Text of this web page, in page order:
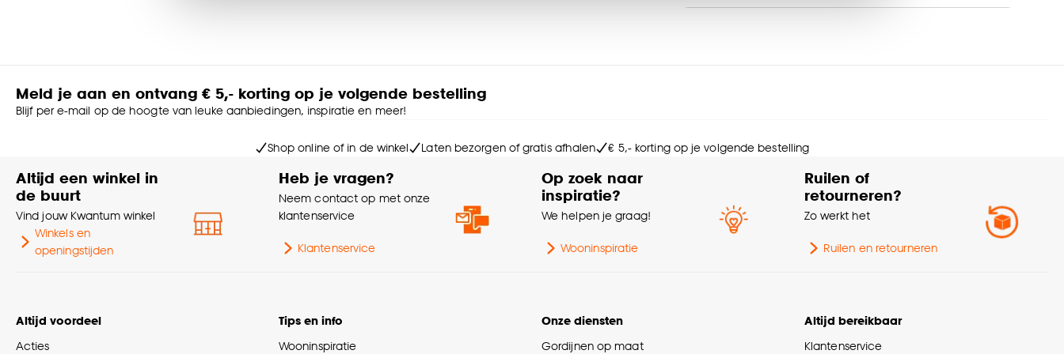
Meld je aan en ontvang € 5,- korting op je volgende bestelling
Blijf per e-mail op de hoogte van leuke aanbiedingen, inspiratie en meer!
Shop online of in de winkel Laten bezorgen of gratis afhalen € 5,- korting op je volgende bestelling
Altijd een winkel in
de buurt
Vind jouw Kwantum winkel
Winkels en
openingstijden
Heb je vragen?
Neem contact op met onze
klantenservice
Klantenservice
Op zoek naar
inspiratie?
We helpen je graag!
Wooninspiratie
Ruilen of
retourneren?
Zo werkt het
Ruilen en retourneren
Altijd voordeel
Acties
Tips en info
Wooninspiratie
Onze diensten
Gordijnen op maat
Altijd bereikbaar
Klantenservice